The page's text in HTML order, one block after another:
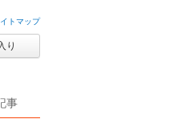
トマップ
り
事